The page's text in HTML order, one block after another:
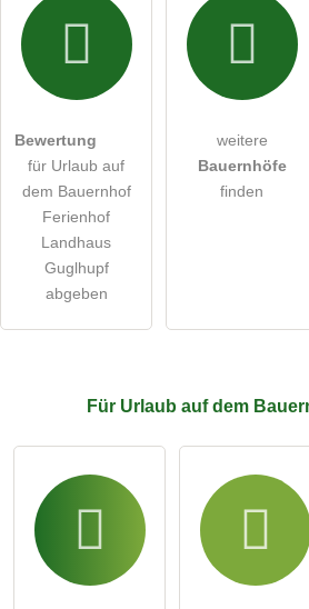
Hiermit akzeptiere ich die .
Die Datenschutzerklärunghabe ich zur
Hinweis:Bitte beachten Sie,
Klicken Sie hier um eine
auf dem Bauernhof-Eintrag zu stellen
Bewertung
für Urlaub auf
dem Bauernhof
Ferienhof
Landhaus
Guglhupf
abgeben
weitere
Bauernhöfe
finden
Für Urlaub auf dem